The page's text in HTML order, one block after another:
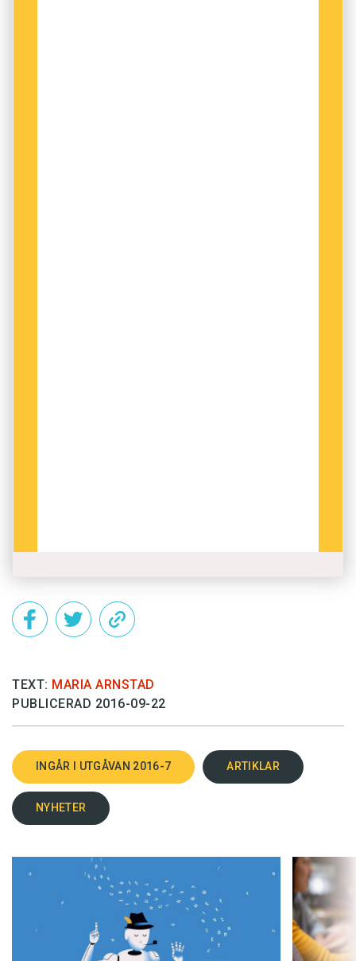
TEXT: MARIA ARNSTAD
PUBLICERAD 2016-09-22
INGÅR I UTGÅVAN 2016-7 ARTIKLAR
NYHETER